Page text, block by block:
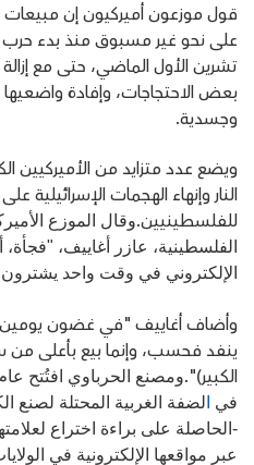
قول موزعون أميركيون إن مبيعات
على نحو غير مسبوق منذ بدء حرب
تشرين الأول الماضي، حتى مع
بعض الاحتجاجات، وإفادة
وجسدية.
ويضع عدد متزايد من الأميركيين
النار وإنهاء الهجمات الإسرائيلية
للفلسطينيين.وقال الموزع
الفلسطينية، عازر أغاييف،
الإلكتروني في وقت واحد
وأضاف أغاييف "في غضون يومين،
ينفد فحسب، وإنما بيع بأعلى
الكبير)".
في لضفة الغربية المحتلة لصنع
-الحاصلة على براءة اختراع
عبر مواقعها الإلكترونية في